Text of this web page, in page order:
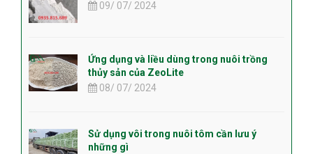
09/ 07/ 2024
Ứng dụng và liều dùng trong nuôi trồng
thủy sản của ZeoLite
08/ 07/ 2024
Sử dụng vôi trong nuôi tôm cần lưu ý
những gì